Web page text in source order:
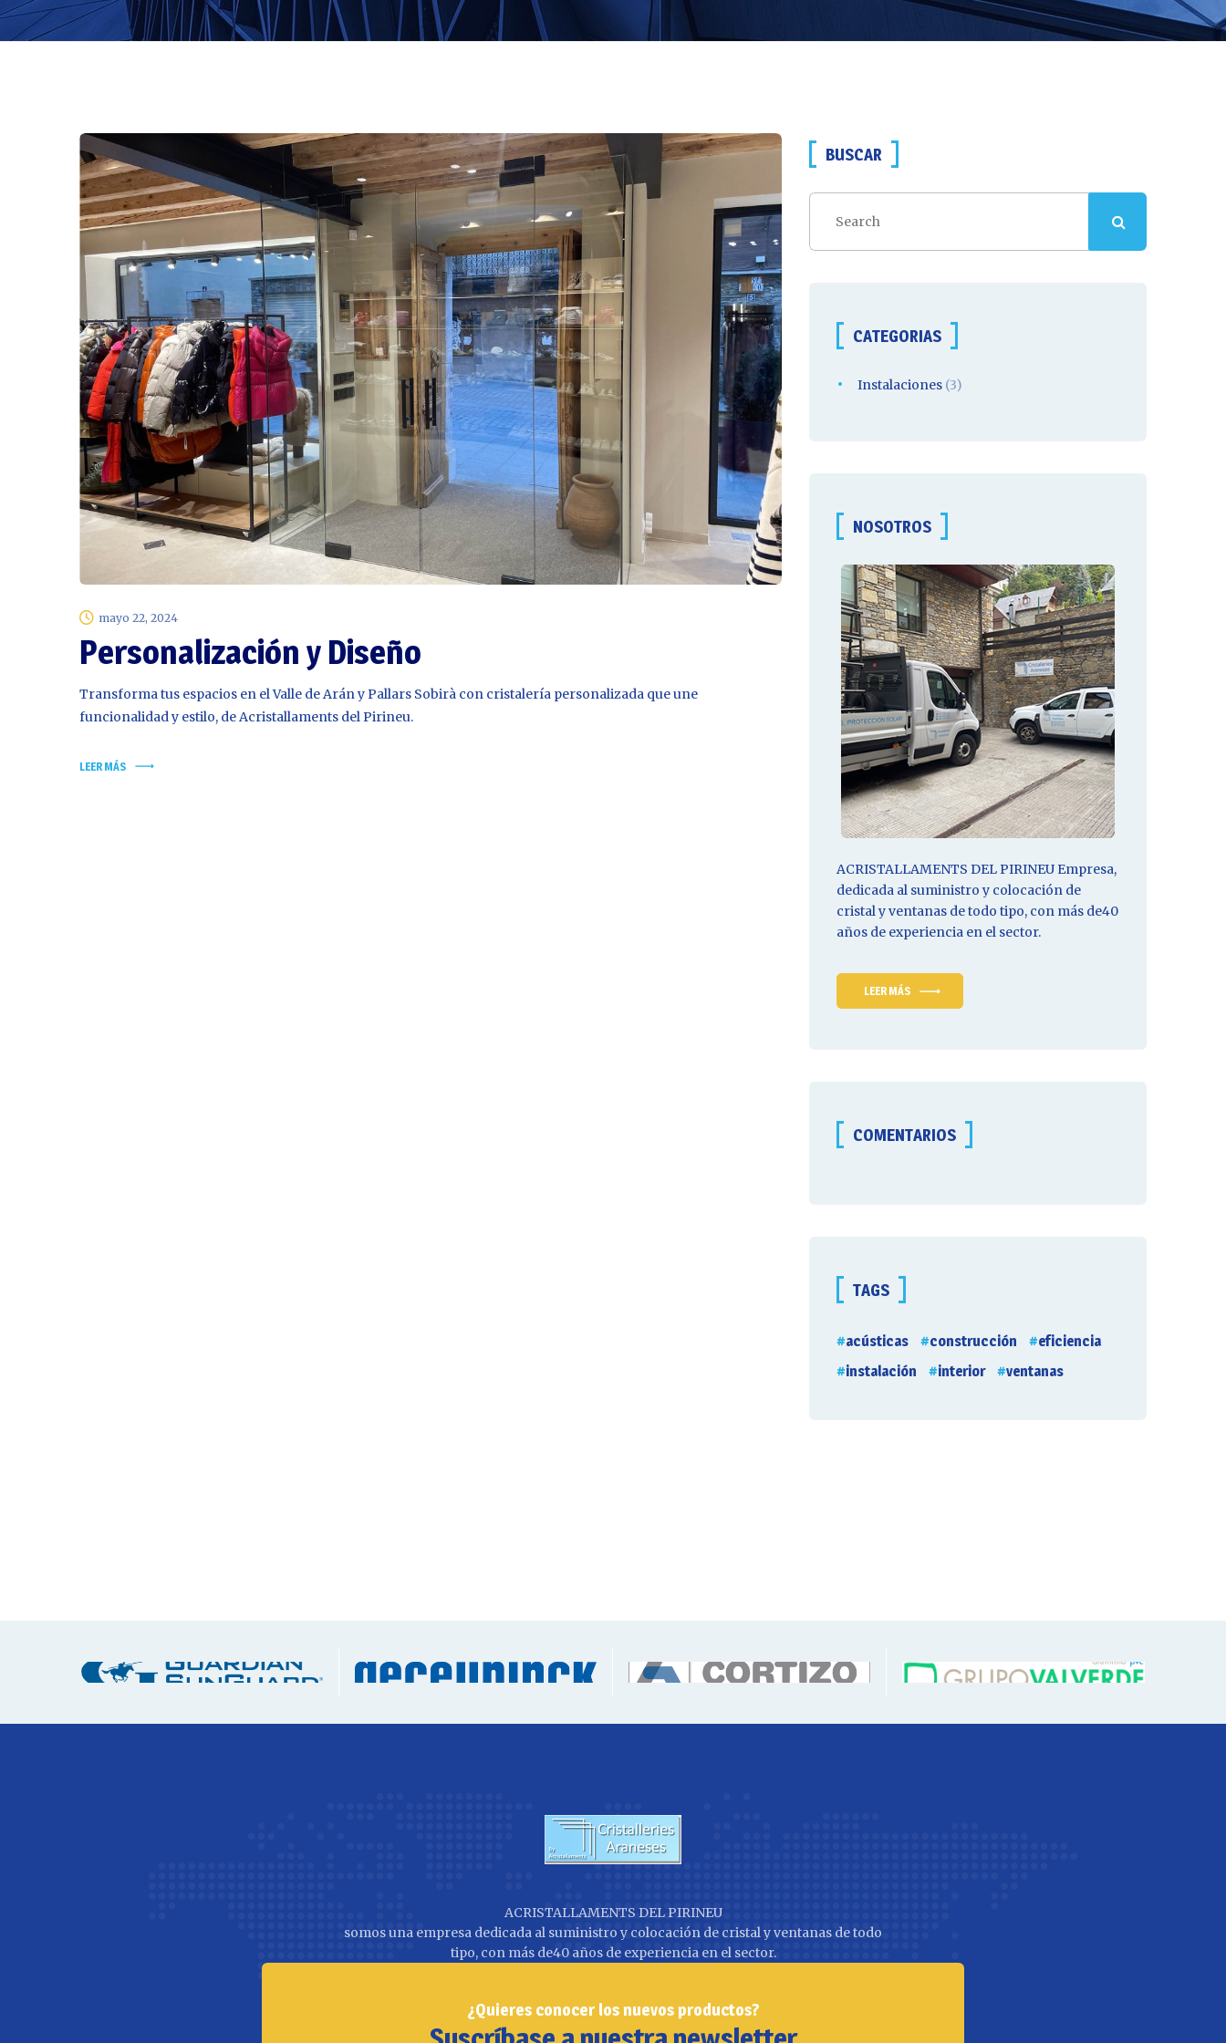
mayo 22, 2024
Personalización y Diseño
Transforma tus espacios en el Valle de Arán y Pallars Sobirà con cristalería personalizada que une
funcionalidad y estilo, de Acristallaments del Pirineu.
LEER MÁS
BUSCAR
CATEGORIAS
Instalaciones (3)
NOSOTROS
ACRISTALLAMENTS DEL PIRINEU Empresa,
dedicada al suministro y colocación de
cristal y ventanas de todo tipo, con más de40
años de experiencia en el sector.
LEER MÁS
COMENTARIOS
TAGS
acústicas construcción
eficiencia
instalación
interior ventanas
ACRISTALLAMENTS DEL PIRINEU
somos una empresa dedicada al suministro y colocación de cristal y ventanas de todo
tipo, con más de40 años de experiencia en el sector.
¿Quieres conocer los nuevos productos?